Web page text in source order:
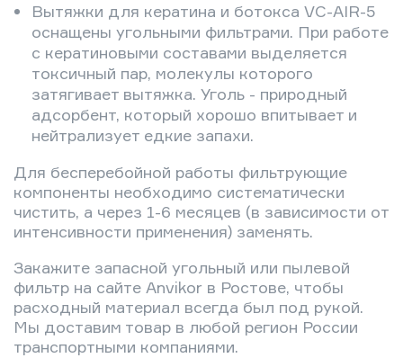
Вытяжки для кератина и ботокса VC-AIR-5
оснащены угольными фильтрами. При работе
с кератиновыми составами выделяется
токсичный пар, молекулы которого
затягивает вытяжка. Уголь - природный
адсорбент, который хорошо впитывает и
нейтрализует едкие запахи.
Для бесперебойной работы фильтрующие
компоненты необходимо систематически
чистить, а через 1-6 месяцев (в зависимости от
интенсивности применения) заменять.
Закажите запасной угольный или пылевой
фильтр на сайте Anvikor в Ростове, чтобы
расходный материал всегда был под рукой.
Мы доставим товар в любой регион России
транспортными компаниями.